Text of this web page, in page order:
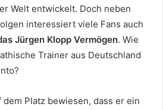
Welt entwickelt. Doch neben
interessiert viele Fans auch
Jürgen Klopp Vermögen. Wie
Trainer aus Deutschland
Platz bewiesen, dass er ein